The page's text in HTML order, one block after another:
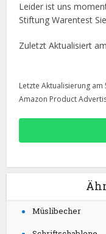
Leider ist uns
Stiftung Warentest
Zuletzt Aktualisiert
Letzte Aktualisierung
Amazon Product
Müslibecher